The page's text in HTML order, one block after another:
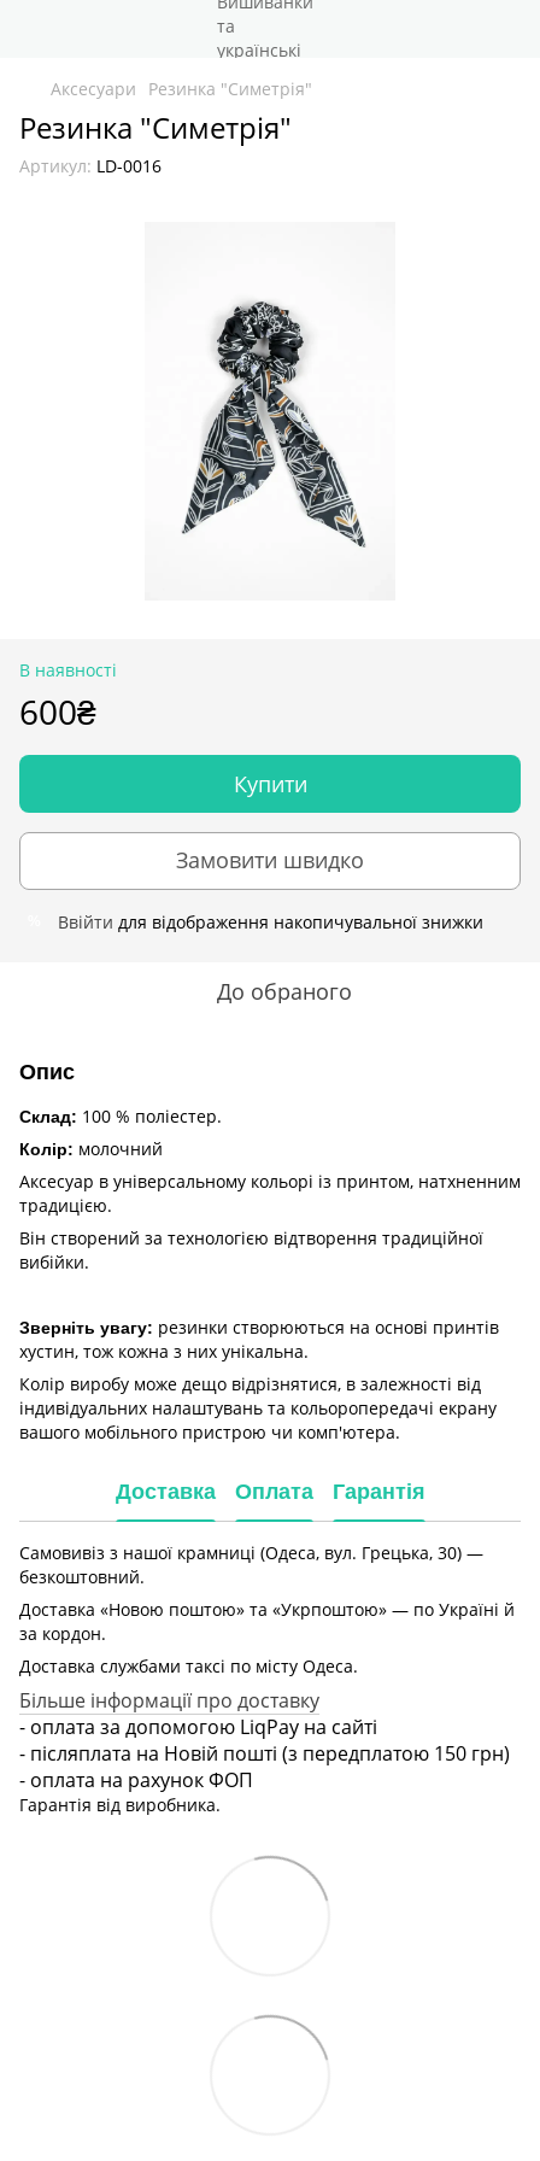
Аксесуари Резинка "Симетрія"
Резинка "Симетрія"
Артикул: LD-0016
В наявності
600₴
Купити
Замовити швидко
Ввійти для відображення накопичувальної знижки
До обраного
Опис
Склад: 100 % поліестер.
Колір: молочний
Аксесуар в універсальному кольорі із принтом, натхненним
традицією.
Він створений за технологією відтворення традиційної
вибійки.
Зверніть увагу: резинки створюються на основі принтів
хустин, тож кожна з них унікальна.
Колір виробу може дещо відрізнятися, в залежності від
індивідуальних налаштувань та кольоропередачі екрану
вашого мобільного пристрою чи комп'ютера.
Доставка Оплата Гарантія
Самовивіз з нашої крамниці (Одеса, вул. Грецька, 30) —
безкоштовний.
Доставка «Новою поштою» та «Укрпоштою» — по Україні й
за кордон.
Доставка службами таксі по місту Одеса.
Більше інформації про доставку
- оплата за допомогою LiqPay на сайті
- післяплата на Новій пошті (з передплатою 150 грн)
- оплата на рахунок ФОП
Гарантія від виробника.